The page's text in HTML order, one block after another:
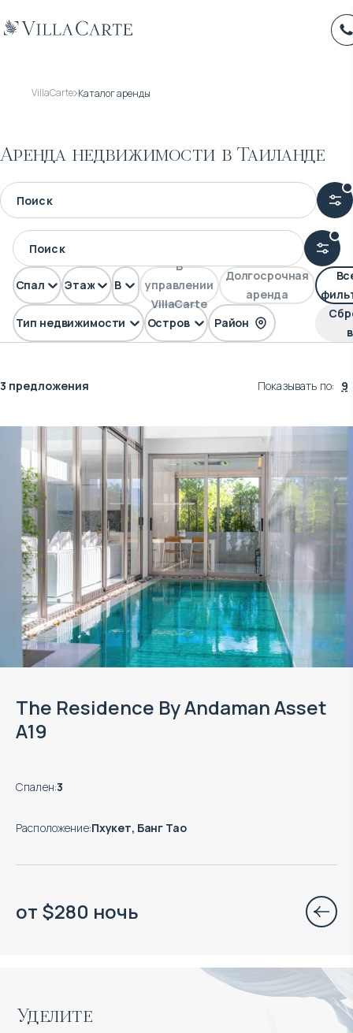
VillaCarte Каталог аренды
Аренда недвижимости в Таиланде
Тип недвижимости Остров Район
Спален Этажей Вид
В
управлении
VillaCarte
Долгосрочная
аренда
3 предложения Показывать по: 9
The Residence By Andaman Asset
A19
Спален:3
Расположение:Пхукет, Банг Тао
от $280 ночь
Уделите